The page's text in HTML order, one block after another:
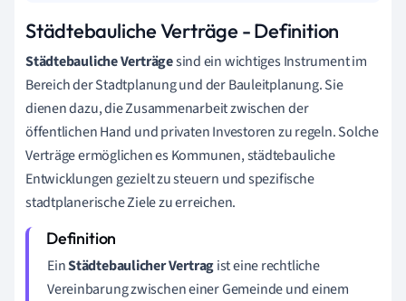
Städtebauliche Verträge - Definition
Städtebauliche Verträgesind ein wichtiges Instrument im
Bereich der Stadtplanung und der Bauleitplanung. Sie
dienen dazu, die Zusammenarbeit zwischen der
öffentlichen Hand und privaten Investoren zu regeln. Solche
Verträge ermöglichen es Kommunen, städtebauliche
Entwicklungen gezielt zu steuern und spezifische
stadtplanerische Ziele zu erreichen.
EinStädtebaulicher Vertragist eine rechtliche
Vereinbarung zwischen einer Gemeinde und einem